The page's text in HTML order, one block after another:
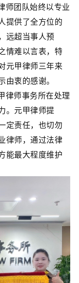
师团队始终以专业
提供了全方位的
远超当事人预
情难以言表，特
元甲律师三年来
衷的感谢。
律师事务所在处理
。元甲律师提
定责任，也切勿
律师，通过法律
能最大程度维护